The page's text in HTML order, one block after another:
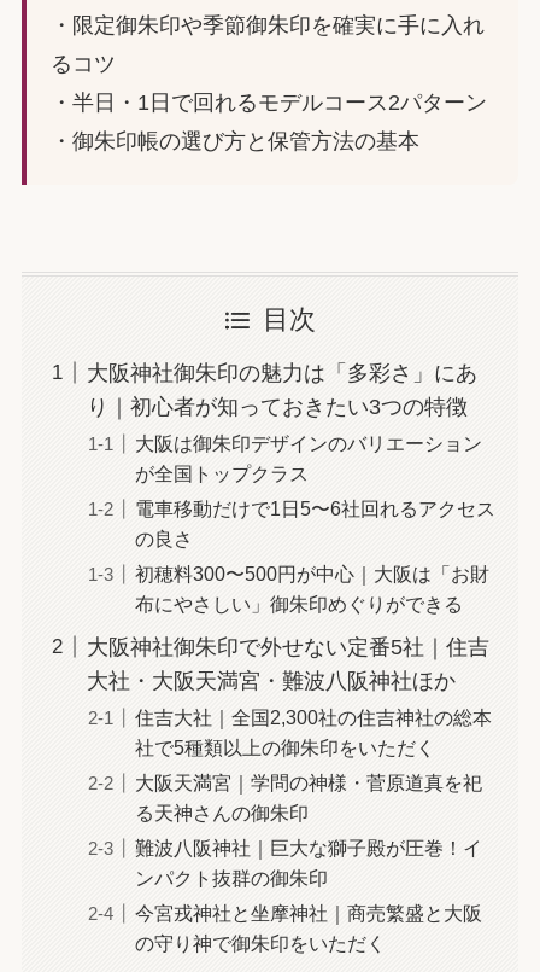
・限定御朱印や季節御朱印を確実に手に入れ
るコツ
・半日・1日で回れるモデルコース2パターン
・御朱印帳の選び方と保管方法の基本
目次
大阪神社御朱印の魅力は「多彩さ」にあ
り｜初心者が知っておきたい3つの特徴
大阪は御朱印デザインのバリエーション
が全国トップクラス
電車移動だけで1日5〜6社回れるアクセス
の良さ
初穂料300〜500円が中心｜大阪は「お財
布にやさしい」御朱印めぐりができる
大阪神社御朱印で外せない定番5社｜住吉
大社・大阪天満宮・難波八阪神社ほか
住吉大社｜全国2,300社の住吉神社の総本
社で5種類以上の御朱印をいただく
大阪天満宮｜学問の神様・菅原道真を祀
る天神さんの御朱印
難波八阪神社｜巨大な獅子殿が圧巻！イ
ンパクト抜群の御朱印
今宮戎神社と坐摩神社｜商売繁盛と大阪
の守り神で御朱印をいただく